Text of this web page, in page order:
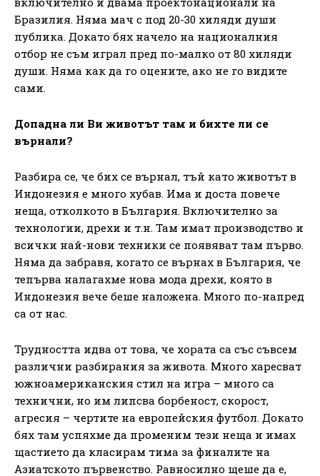
Бразилия. Няма мач с под 20-30 хиляди души
публика. Докато бях начело на националния
отбор не съм играл пред по-малко от 80 хиляди
души. Няма как да го оцените, ако не го видите
сами.
Допадна ли Ви животът там и бихте ли се
върнали?
Разбира се, че бих се върнал, тъй като животът в
Индонезия е много хубав. Има и доста повече
неща, отколкото в България. Включително за
технологии, дрехи и т.н. Там имат производство и
всички най-нови техники се появяват там първо.
Няма да забравя, когато се върнах в България, че
тепърва налагахме нова мода дрехи, която в
Индонезия вече беше наложена. Много по-напред
са от нас.
Трудността идва от това, че хората са със съвсем
различни разбирания за живота. Много харесват
южноамериканския стил на игра – много са
технични, но им липсва борбеност, скорост,
агресия – чертите на европейския футбол. Докато
бях там успяхме да променим тези неща и имах
щастието да класирам тима за финалите на
Азиатското първенство. Равносилно щеше да е,